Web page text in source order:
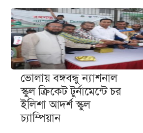
ভোলায় বঙ্গবন্ধু ন্যাশনাল
স্কুল ক্রিকেট টুর্নামেন্টে চর
ইলিশা আদর্শ স্কুল
চ্যাম্পিয়ান